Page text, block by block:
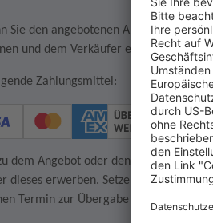
Sie den angebotenen Artikel auch
und dem Verkäufer ein
Zahlungsmittel:
dem Angebot oder den AGB des
dieses erwerben. Setzen Sie sich
Termin zur Übergabe des Artikels zu